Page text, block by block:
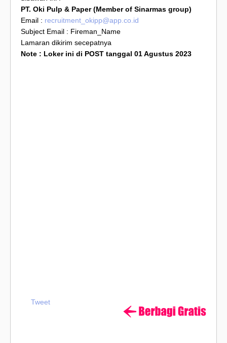
PT. Oki Pulp & Paper (Member of Sinarmas group)
Email : recruitment_okipp@app.co.id
Subject Email : Fireman_Name
Lamaran dikirim secepatnya
Note : Loker ini di POST tanggal 01 Agustus 2023
Tweet